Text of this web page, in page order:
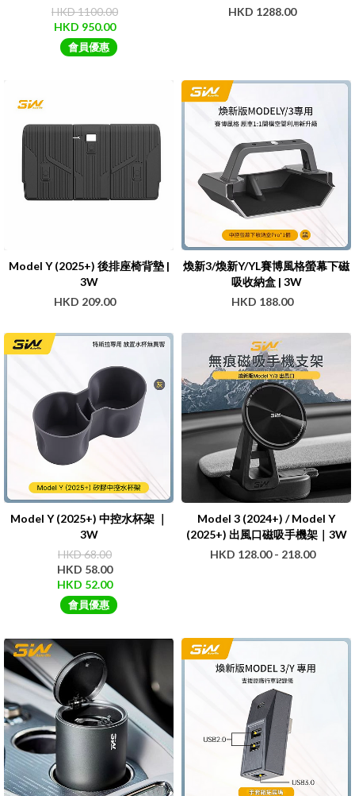
｜3W
HKD 1100.00
HKD 950.00
會員優惠
HKD 1288.00
Model Y (2025+) 後排座椅背墊 |
3W
HKD 209.00
煥新3/煥新Y/YL賽博風格螢幕下磁
吸收納盒 | 3W
HKD 188.00
Model Y (2025+) 中控水杯架 ｜
3W
HKD 68.00
HKD 58.00
HKD 52.00
會員優惠
Model 3 (2024+) / Model Y
(2025+) 出風口磁吸手機架｜3W
HKD 128.00 - 218.00